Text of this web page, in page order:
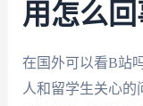
用怎么回
在国外可以看B站
人和留学生关心的